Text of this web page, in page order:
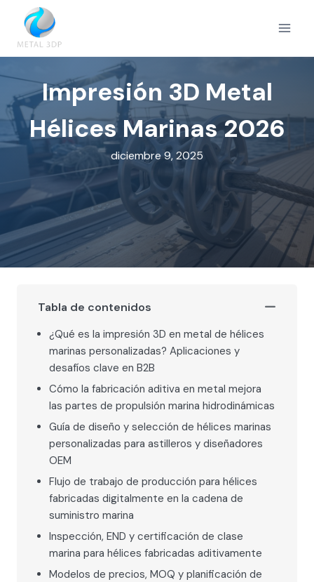
contenido
Impresión 3D Metal
Hélices Marinas 2026
diciembre 9, 2025
Tabla de contenidos
¿Qué es la impresión 3D en metal de hélices
marinas personalizadas? Aplicaciones y
desafíos clave en B2B
Cómo la fabricación aditiva en metal mejora
las partes de propulsión marina hidrodinámicas
Guía de diseño y selección de hélices marinas
personalizadas para astilleros y diseñadores
OEM
Flujo de trabajo de producción para hélices
fabricadas digitalmente en la cadena de
suministro marina
Inspección, END y certificación de clase
marina para hélices fabricadas aditivamente
Modelos de precios, MOQ y planificación de